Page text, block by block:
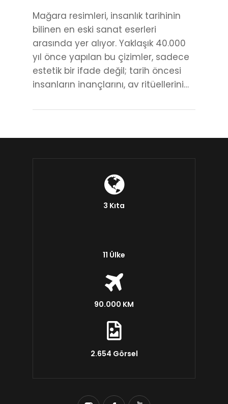
Mağara resimleri, insanlık tarihinin
bilinen en eski sanat eserleri
arasında yer alıyor. Yaklaşık 40.000
yıl önce yapılan bu çizimler, sadece
estetik bir ifade değil; tarih öncesi
insanların inançlarını, av ritüellerini…
3 Kıta
11 Ülke
90.000 KM
2.654 Görsel